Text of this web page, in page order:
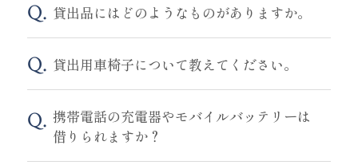
貸出品にはどのようなものがありますか。
貸出用車椅子について教えてください。
携帯電話の充電器やモバイルバッテリーは
借りられますか？